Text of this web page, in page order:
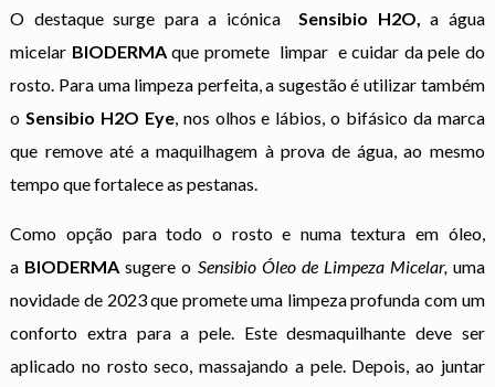
O destaque surge para a icónicaSensibio H2O,a água
micelar BIODERMAque promete limpar e cuidar da pele do
rosto. Para uma limpeza perfeita, a sugestão é utilizar também
oSensibio H2O Eye, nos olhos e lábios, o bifásico da marca
que remove até a maquilhagem à prova de água, ao mesmo
tempo que fortalece as pestanas.
Como opção para todo o rosto e numa textura em óleo,
a BIODERMA sugere o Sensibio Óleo de Limpeza Micelar,uma
novidade de 2023 que promete uma limpeza profunda com um
conforto extra para a pele. Este desmaquilhante deve ser
aplicado no rosto seco, massajando a pele. Depois, ao juntar